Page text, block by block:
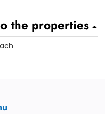
the properties